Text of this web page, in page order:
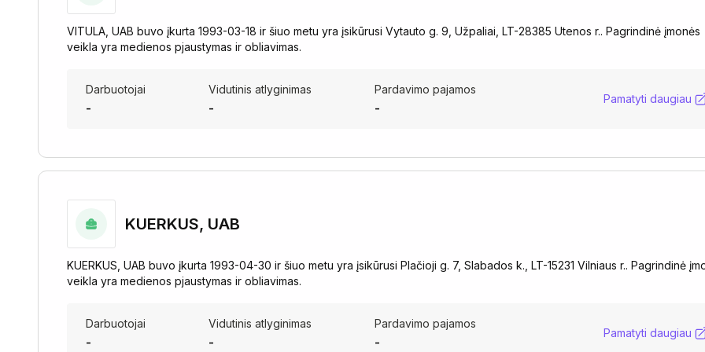
VITULA, UAB buvo įkurta 1993-03-18 ir šiuo metu yra įsikūrusi Vytauto g. 9, Užpaliai, LT-28385 Utenos r.. Pagrindinė įmonės
veikla yra medienos pjaustymas ir obliavimas.
Darbuotojai
-
Vidutinis atlyginimas
-
Pardavimo pajamos
-
Pamatyti daugiau
KUERKUS, UAB
KUERKUS, UAB buvo įkurta 1993-04-30 ir šiuo metu yra įsikūrusi Plačioji g. 7, Slabados k., LT-15231 Vilniaus r.. Pagrindinė
veikla yra medienos pjaustymas ir obliavimas.
Darbuotojai
-
Vidutinis atlyginimas
-
Pardavimo pajamos
-
Pamatyti daugiau